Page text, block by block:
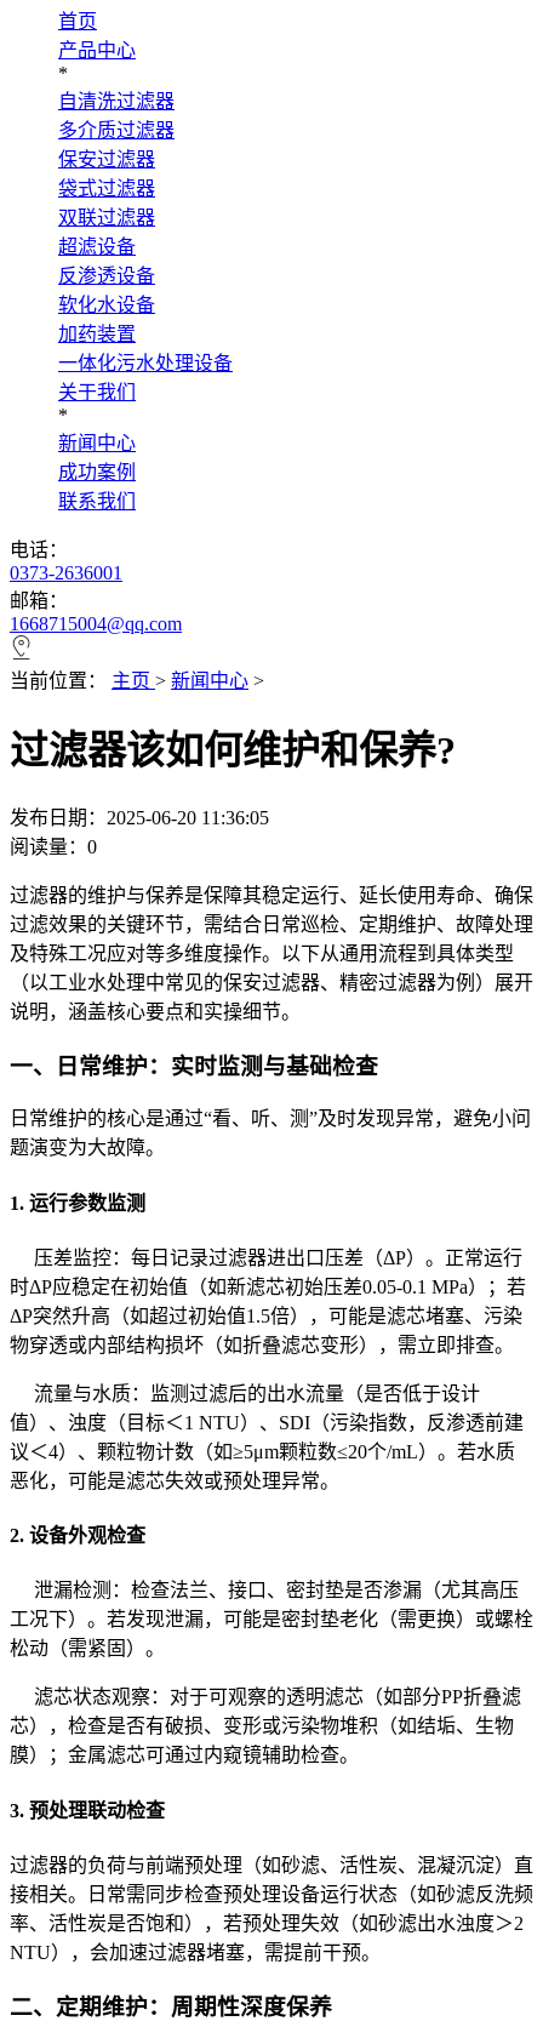
首页
产品中心
*
自清洗过滤器
多介质过滤器
保安过滤器
袋式过滤器
双联过滤器
超滤设备
反渗透设备
软化水设备
加药装置
一体化污水处理设备
关于我们
*
新闻中心
成功案例
联系我们
电话：
0373-2636001
邮箱：
1668715004@qq.com
当前位置： 主页 > 新闻中心 >
过滤器该如何维护和保养?
发布日期：2025-06-20 11:36:05
阅读量： 0
过滤器的维护与保养是保障其稳定运行、延长使用寿命、确保
过滤效果的关键环节，需结合日常巡检、定期维护、故障处理
及特殊工况应对等多维度操作。以下从通用流程到具体类型
（以工业水处理中常见的保安过滤器、精密过滤器为例）展开
说明，涵盖核心要点和实操细节。
一、日常维护：实时监测与基础检查
日常维护的核心是通过“看、听、测”及时发现异常，避免小问
题演变为大故障。
1. 运行参数监测
压差监控：每日记录过滤器进出口压差（ΔP）。正常运行
时ΔP应稳定在初始值（如新滤芯初始压差0.05-0.1 MPa）；若
ΔP突然升高（如超过初始值1.5倍），可能是滤芯堵塞、污染
物穿透或内部结构损坏（如折叠滤芯变形），需立即排查。
流量与水质：监测过滤后的出水流量（是否低于设计
值）、浊度（目标＜1 NTU）、SDI（污染指数，反渗透前建
议＜4）、颗粒物计数（如≥5μm颗粒数≤20个/mL）。若水质
恶化，可能是滤芯失效或预处理异常。
2. 设备外观检查
泄漏检测：检查法兰、接口、密封垫是否渗漏（尤其高压
工况下）。若发现泄漏，可能是密封垫老化（需更换）或螺栓
松动（需紧固）。
滤芯状态观察：对于可观察的透明滤芯（如部分PP折叠滤
芯），检查是否有破损、变形或污染物堆积（如结垢、生物
膜）；金属滤芯可通过内窥镜辅助检查。
3. 预处理联动检查
过滤器的负荷与前端预处理（如砂滤、活性炭、混凝沉淀）直
接相关。日常需同步检查预处理设备运行状态（如砂滤反洗频
率、活性炭是否饱和），若预处理失效（如砂滤出水浊度＞2
NTU），会加速过滤器堵塞，需提前干预。
二、定期维护：周期性深度保养